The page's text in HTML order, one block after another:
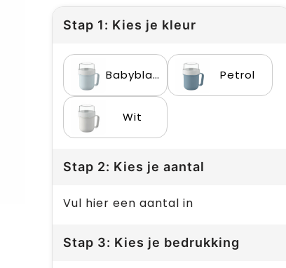
Stap 1: Kies je kleur
Babyblauw Petrol
Wit
Stap 2: Kies je aantal
Vul hier een aantal in
Stap 3: Kies je bedrukking